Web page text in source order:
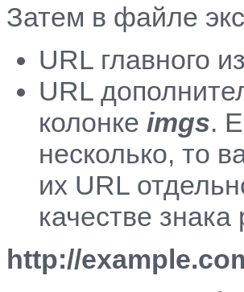
Затем в файле
URL главного
URL
колонке imgs.
несколько, то
их URL
качестве
http://